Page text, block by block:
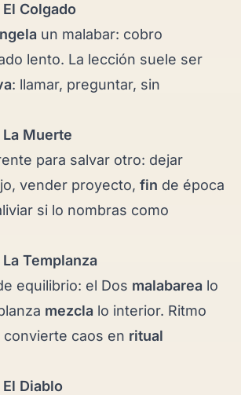
El Colgado
un malabar: cobro
lento. La lección suele ser
: llamar, preguntar, sin
La Muerte
para salvar otro: dejar
vender proyecto, fin de época
si lo nombras como
La Templanza
equilibrio: el Dos malabarea lo
mezcla lo interior. Ritmo
convierte caos en ritual
El Diablo